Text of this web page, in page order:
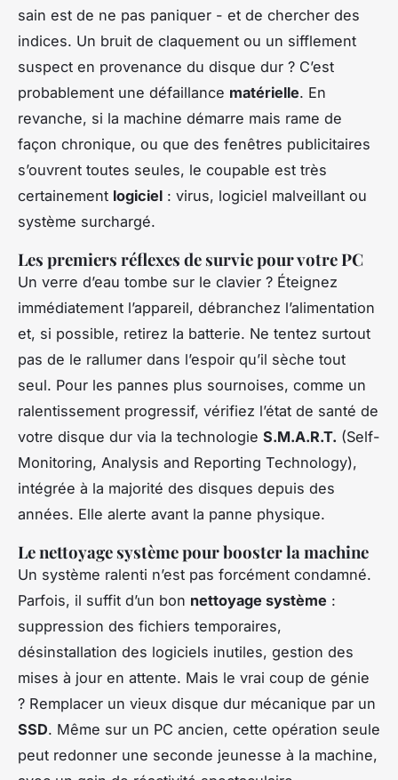
sain est de ne pas paniquer - et de chercher des
indices. Un bruit de claquement ou un sifflement
suspect en provenance du disque dur ? C’est
probablement une défaillance matérielle. En
revanche, si la machine démarre mais rame de
façon chronique, ou que des fenêtres publicitaires
s’ouvrent toutes seules, le coupable est très
certainement logiciel : virus, logiciel malveillant ou
système surchargé.
Les premiers réflexes de survie pour votre PC
Un verre d’eau tombe sur le clavier ? Éteignez
immédiatement l’appareil, débranchez l’alimentation
et, si possible, retirez la batterie. Ne tentez surtout
pas de le rallumer dans l’espoir qu’il sèche tout
seul. Pour les pannes plus sournoises, comme un
ralentissement progressif, vérifiez l’état de santé de
votre disque dur via la technologie S.M.A.R.T. (Self-
Monitoring, Analysis and Reporting Technology),
intégrée à la majorité des disques depuis des
années. Elle alerte avant la panne physique.
Le nettoyage système pour booster la machine
Un système ralenti n’est pas forcément condamné.
Parfois, il suffit d’un bon nettoyage système :
suppression des fichiers temporaires,
désinstallation des logiciels inutiles, gestion des
mises à jour en attente. Mais le vrai coup de génie
? Remplacer un vieux disque dur mécanique par un
SSD. Même sur un PC ancien, cette opération seule
peut redonner une seconde jeunesse à la machine,